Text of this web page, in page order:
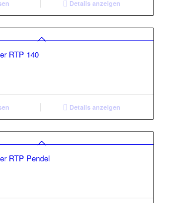
Details anzeigen
RTP 140
Details anzeigen
RTP Pendel